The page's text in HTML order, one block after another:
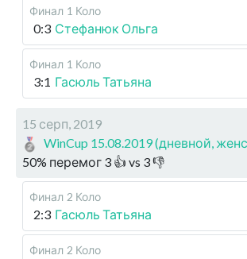
Финал 1 Коло
0:3 Стефанюк Ольга
Финал 1 Коло
3:1 Гасюль Татьяна
15 серп, 2019
WinCup 15.08.2019 (дневной,
50% перемог 3 👍 vs 3👎
Финал 2 Коло
2:3 Гасюль Татьяна
Финал 2 Коло